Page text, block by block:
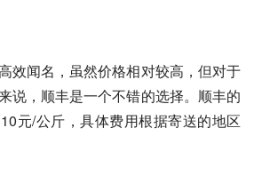
效闻名，虽然价格相对较高，但对于
说，顺丰是一个不错的选择。顺丰的
元/公斤，具体费用根据寄送的地区